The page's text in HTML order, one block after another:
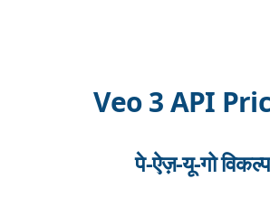
Veo 3 API
पे-ऐज़-यू-गो विकल्प